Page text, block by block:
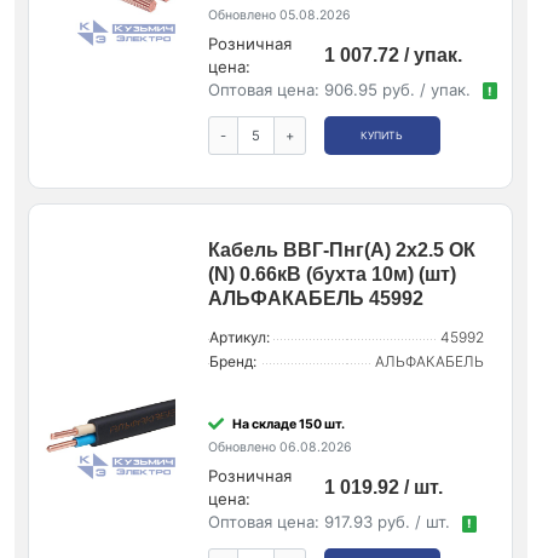
Обновлено 05.08.2026
Розничная
цена:
1 007.72 / упак.
Оптовая цена: 906.95 руб. / упак. !
- + КУПИТЬ
Кабель ВВГ-Пнг(А) 2х2.5 ОК
(N) 0.66кВ (бухта 10м) (шт)
АЛЬФАКАБЕЛЬ 45992
Артикул:
45992
Бренд:
АЛЬФАКАБЕЛЬ
На складе 150 шт.
Обновлено 06.08.2026
Розничная
цена:
1 019.92 / шт.
Оптовая цена: 917.93 руб. / шт. !